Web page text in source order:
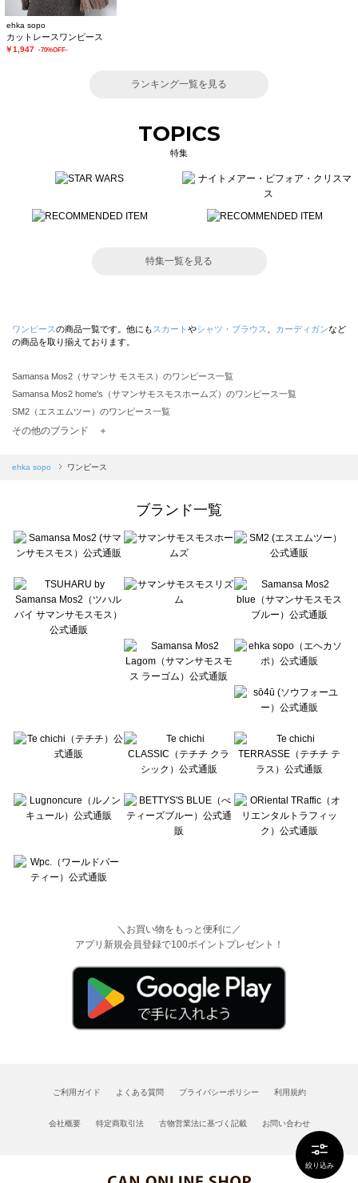
絞り込み
ehka sopo
カットレースワンピース
￥1,947 -70%OFF-
ランキング一覧を見る
TOPICS
特集
特集一覧を見る
ワンピースの商品一覧です。他にも スカート やシャツ・ブラウス カーディガンなど
の商品を取り揃えております。
Samansa Mos2（サマンサ モスモス）のワンピース一覧
Samansa Mos2 home's（サマンサモスモスホームズ）のワンピース一覧
SM2（エスエムツー）のワンピース一覧
TSUHARU by Samansa Mos2（ツハルバイサマンサモスモス）のワンピース一覧
Samansa Mos2 blue（サマンサモスモス ブルー）のワンピース一覧
sō4ū（ソウフォーユー）のワンピース一覧
Te chichi（テチチ）のワンピース一覧
Te chichi CLASSIC（テチチ クラシック）のワンピース一覧
Lugnoncure（ルノンキュール）のワンピース一覧
BETTY'S BLUE（べティーズブルー）のワンピース一覧
Wpc.（ワールドパーティー）のワンピース一覧
その他のブランド ＋
ehka sopo ワンピース
ブランド一覧
＼お買い物をもっと便利に／
アプリ新規会員登録で100ポイントプレゼント！
ご利用ガイド よくある質問 プライバシーポリシー 利用規約
会社概要 特定商取引法 古物営業法に基づく記載 お問い合わせ